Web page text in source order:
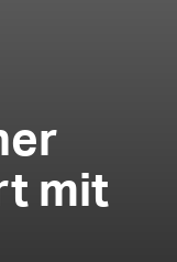
mit